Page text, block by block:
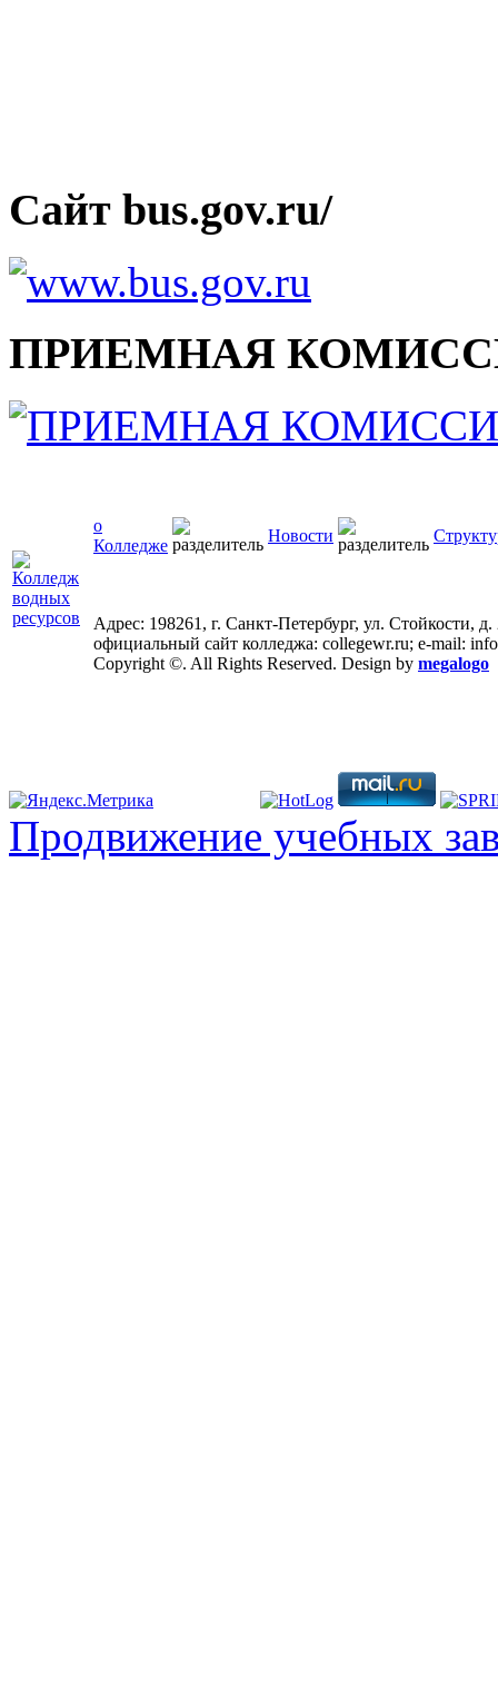
Сайт bus.gov.ru/
ПРИЕМНАЯ
о
Колледже
Новости
Адрес: 198261, г. Санкт-Петербург, ул. Стойкости,
официальный сайт колледжа: collegewr.ru; e-mail:
Copyright ©. All Rights Reserved. Design by megalogo
Продвижение учебных